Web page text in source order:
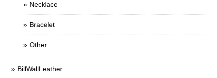
Necklace
Bracelet
Other
BillWallLeather